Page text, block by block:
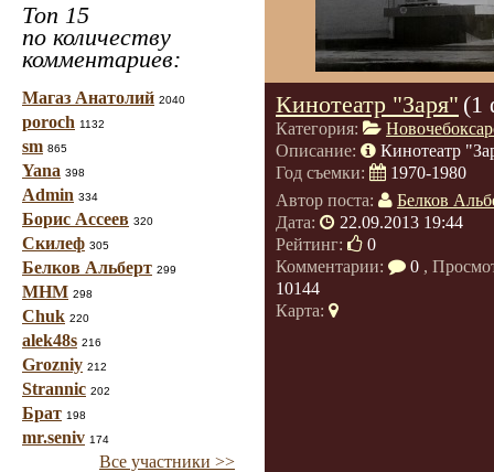
Топ 15
по количеству
комментариев:
Магаз Анатолий 2040
poroch 1132
sm 865
Yana 398
Admin 334
Борис Ассеев 320
Скилеф 305
Белков Альберт 299
МНМ 298
Chuk 220
alek48s 216
Grozniy 212
Strannic 202
Брат 198
mr.seniv 174
Все участники >>
Кинотеатр "Заря" (1
Категория:
Описание:
Кинотеатр
Год съемки:
1970-1980
Автор поста:
Белков
Дата:
22.09.2013 19:44
Рейтинг:
0
Комментарии:
0 ,
10144
Карта: